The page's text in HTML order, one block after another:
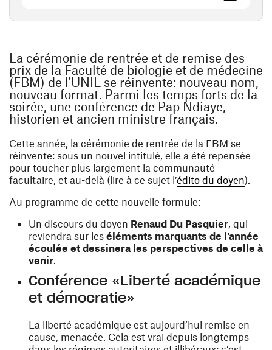
La cérémonie de rentrée et de remise des
prix de la Faculté de biologie et de médecine
(FBM) de l'UNIL se réinvente: nouveau nom,
nouveau format. Parmi les temps forts de la
soirée, une conférence de Pap Ndiaye,
historien et ancien ministre français.
Cette année, la cérémonie de rentrée de la FBM se
réinvente: sous un nouvel intitulé, elle a été repensée
pour toucher plus largement la communauté
facultaire, et au-delà (lire à ce sujet l’édito du doyen).
Au programme de cette nouvelle formule:
Un discours du doyen Renaud Du Pasquier, qui
reviendra sur les éléments marquants de l'année
écoulée et dessinera les perspectives de celle à
venir.
Conférence «Liberté académique
et démocratie»
La liberté académique est aujourd’hui remise en
cause, menacée. Cela est vrai depuis longtemps